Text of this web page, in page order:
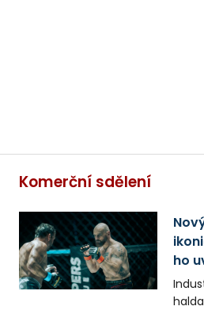
Komerční sdělení
ho